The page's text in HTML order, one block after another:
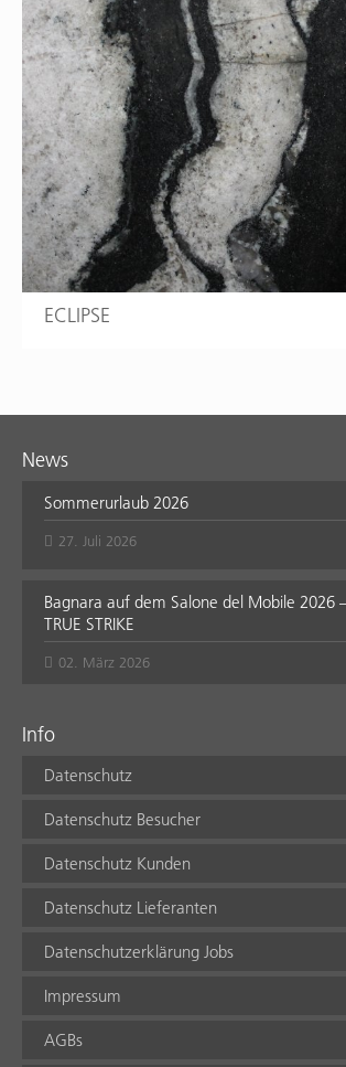
ECLIPSE
News
Sommerurlaub 2026
27. Juli 2026
Bagnara auf dem Salone del Mobile 2026
TRUE STRIKE
02. März 2026
Info
Datenschutz
Datenschutz Besucher
Datenschutz Kunden
Datenschutz Lieferanten
Datenschutzerklärung Jobs
Impressum
AGBs